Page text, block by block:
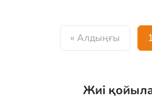
« Алдыңғы
Жиі